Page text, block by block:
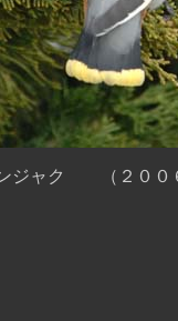
ジャク （２０